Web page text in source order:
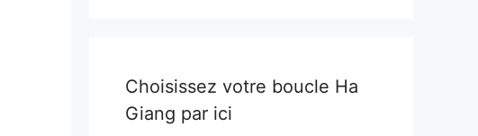
Choisissez votre boucle Ha
Giang par ici